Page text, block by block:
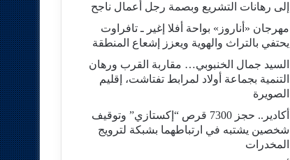
إلى رهانات التشريع وبصمة رجل أعمال ناجح
مهرجان «أناروز» بواحة أفلا إغير ـ تافراوت
يحتفي بالتراث والهوية ويعزز إشعاع المنطقة
السيد جمال الخنبوبي… مقاربة القرب ورهان
التنمية بجماعة أولاد لمرابط تفتاشت، إقليم
الصويرة
أكادير.. حجز 7300 قرص “إكستازي” وتوقيف
شخصين يشتبه في ارتباطهما بشبكة لترويج
المخدرات